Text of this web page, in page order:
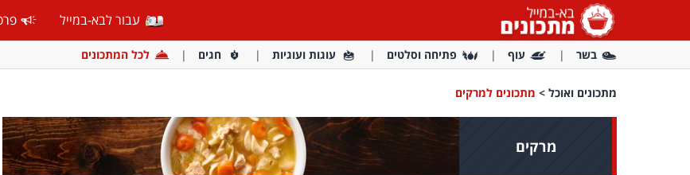
עבור לבא-במייל
בשר עוף פתיחה וסלטים עוגות ועוגיות חגים לכל המתכונים
מתכונים ואוכל > מתכונים למרקים
מרקים